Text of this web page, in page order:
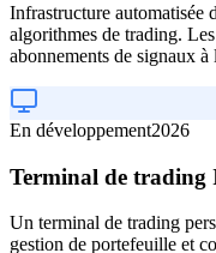
Infrastructure automatisée
algorithmes de trading.
abonnements de signaux à
En développement2026
Terminal de trading
Un terminal de trading
gestion de portefeuille et